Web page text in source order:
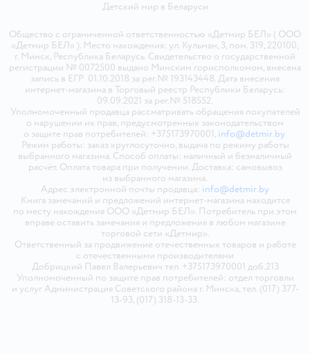
Детский мир в Беларуси
Общество с ограниченной ответственностью «Детмир БЕЛ» ( ООО
«Детмир БЕЛ» ). Место нахождения: ул. Кульман, 3, пом. 319, 220100,
г. Минск, Республика Беларусь. Свидетельство о государственной
регистрации № 0072500 выдано Минским горисполкомом, внесена
запись в ЕГР 01.10.2018 за рег.№ 193143448. Дата внесения
интернет-магазина в Торговый реестр Республики Беларусь:
09.09.2021 за рег.№ 518552.
Уполномоченный продавца рассматривать обращения покупателей
о нарушении их прав, предусмотренных законодательством
о защите прав потребителей: +375173970001, info@detmir.by.
Режим работы: заказ круглосуточно, выдача по режиму работы
выбранного магазина. Способ оплаты: наличный и безналичный
расчёт. Оплата товара при получении. Доставка: самовывоз
из выбранного магазина.
Адрес электронной почты продавца: info@detmir.by
Книга замечаний и предложений интернет-магазина находится
по месту нахождения ООО «Детмир БЕЛ». Потребитель при этом
вправе оставить замечания и предложения в любом магазине
торговой сети «Детмир».
Ответственный за продвижение отечественных товаров и работе
с отечественными производителями
Добрицкий Павел Валерьевич тел. +375173970001 доб.213
Уполномоченный по защите прав потребителей: отдел торговли
и услуг Администрация Советского района г. Минска, тел. (017) 377-
13-93, (017) 318-13-33.